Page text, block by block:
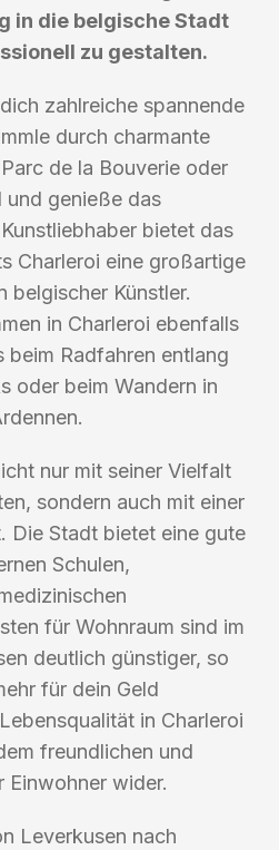
in die belgische Stadt
zu gestalten.
zahlreiche spannende
durch charmante
de la Bouverie oder
und genieße das
bietet das
Charleroi eine großartige
belgischer Künstler.
in Charleroi ebenfalls
beim Radfahren entlang
oder beim Wandern in
nur mit seiner Vielfalt
sondern auch mit einer
Die Stadt bietet eine gute
Schulen,
für Wohnraum sind im
deutlich günstiger, so
für dein Geld
in Charleroi
freundlichen und
Einwohner wider.
Leverkusen nach